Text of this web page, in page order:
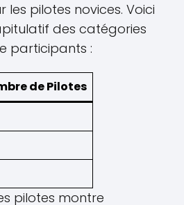
les pilotes novices. Voici
des catégories
participants :
de Pilotes
pilotes montre